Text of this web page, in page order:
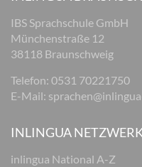
IBS Sprachschule GmbH
Münchenstraße 12
38118 Braunschweig
Telefon: 0531 70221750
E-Mail:
INLINGUA
inlingua National A-Z